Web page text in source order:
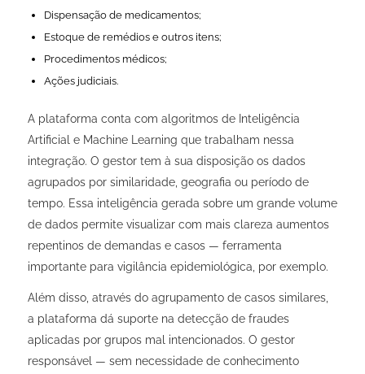
Dispensação de medicamentos;
Estoque de remédios e outros itens;
Procedimentos médicos;
Ações judiciais.
A plataforma conta com algoritmos de Inteligência
Artificial e Machine Learning que trabalham nessa
integração. O gestor tem à sua disposição os dados
agrupados por similaridade, geografia ou período de
tempo. Essa inteligência gerada sobre um grande volume
de dados permite visualizar com mais clareza aumentos
repentinos de demandas e casos — ferramenta
importante para vigilância epidemiológica, por exemplo.
Além disso, através do agrupamento de casos similares,
a plataforma dá suporte na detecção de fraudes
aplicadas por grupos mal intencionados. O gestor
responsável — sem necessidade de conhecimento